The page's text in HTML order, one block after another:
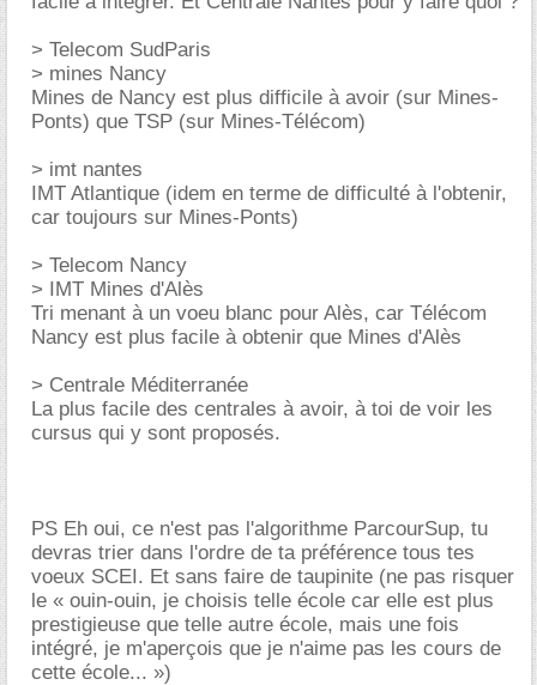
> Telecom SudParis
> mines Nancy
Mines de Nancy est plus difficile à avoir (sur Mines-
Ponts) que TSP (sur Mines-Télécom)
> imt nantes
IMT Atlantique (idem en terme de difficulté à l'obtenir,
car toujours sur Mines-Ponts)
> Telecom Nancy
> IMT Mines d'Alès
Tri menant à un voeu blanc pour Alès, car Télécom
Nancy est plus facile à obtenir que Mines d'Alès
> Centrale Méditerranée
La plus facile des centrales à avoir, à toi de voir les
cursus qui y sont proposés.
PS Eh oui, ce n'est pas l'algorithme ParcourSup, tu
devras trier dans l'ordre de ta préférence tous tes
voeux SCEI. Et sans faire de taupinite (ne pas risquer
le « ouin-ouin, je choisis telle école car elle est plus
prestigieuse que telle autre école, mais une fois
intégré, je m'aperçois que je n'aime pas les cours de
cette école... »)